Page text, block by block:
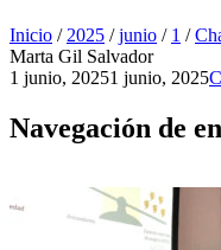
Inicio / 2025 / junio / 1 /
Marta Gil Salvador
1 junio, 20251 junio, 2025
Navegación de